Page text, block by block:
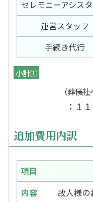
セレモニーアシス
運営スタッフ
手続き代行
小計①
（葬儀
：１
追加費用内訳
故人様の